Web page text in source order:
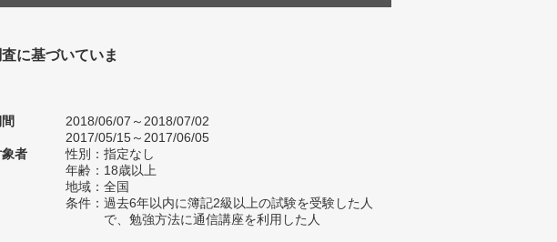
に基づいていま
2018/06/07～2018/07/02
2017/05/15～2017/06/05
者
性別：指定なし
年齢：18歳以上
地域：全国
条件：過去6年以内に簿記2級以上の試験を受験した人
で、勉強方法に通信講座を利用した人